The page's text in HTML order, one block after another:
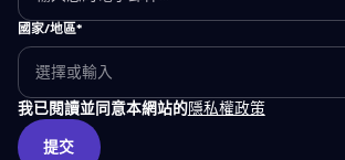
國家/地區*
我已閱讀並同意本網站的隱私權政策
提交